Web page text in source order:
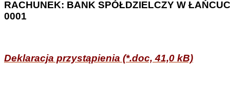
RACHUNEK: BANK SPÓŁDZIELCZY W
0001
Deklaracja przystąpienia (*.doc, 41,0 kB)